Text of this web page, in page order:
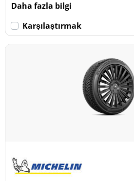
Daha fazla bilgi
Karşılaştırmak